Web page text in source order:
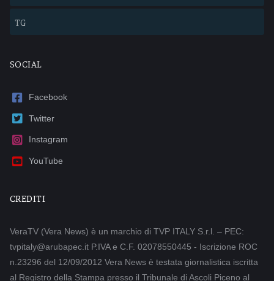
TG
SOCIAL
Facebook
Twitter
Instagram
YouTube
CREDITI
VeraTV (Vera News) è un marchio di TVP ITALY S.r.l. – PEC:
tvpitaly@arubapec.it P.IVA e C.F. 02078550445 - Iscrizione ROC
n.23296 del 12/09/2012 Vera News è testata giornalistica iscritta
al Registro della Stampa presso il Tribunale di Ascoli Piceno al